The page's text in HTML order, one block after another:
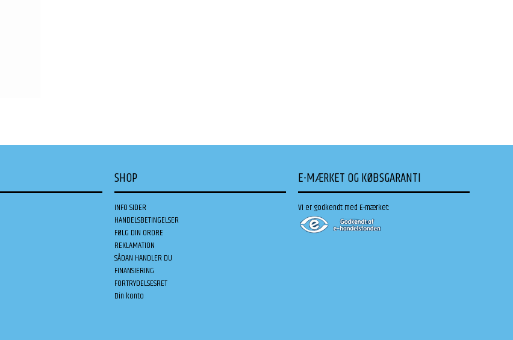
SHOP
INFO SIDER
HANDELSBETINGELSER
FØLG DIN ORDRE
REKLAMATION
SÅDAN HANDLER DU
FINANSIERING
FORTRYDELSESRET
Din konto
E-MÆRKET OG KØBSGARANTI
Vi er godkendt med E-mærket: